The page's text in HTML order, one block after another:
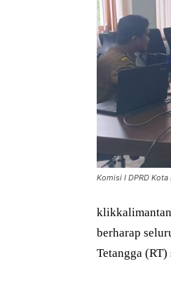
Komisi I DPRD
berharap
Tetangga